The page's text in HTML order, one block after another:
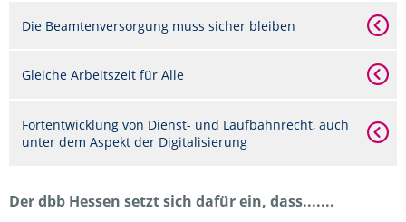
Die Beamtenversorgung muss sicher bleiben
Gleiche Arbeitszeit für Alle
Fortentwicklung von Dienst- und Laufbahnrecht, auch
unter dem Aspekt der Digitalisierung
Der dbb Hessen setzt sich dafür ein, dass.......